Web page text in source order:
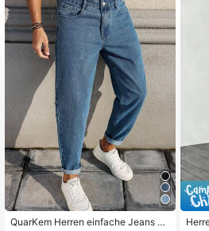
QuarKem Herren einfache Jeans mi